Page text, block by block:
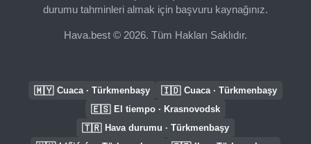
durumu tahminleri almak için başvuru kaynağınız.
Hava.best © 2026. Tüm Hakları Saklıdır.
🇲🇾 Cuaca · Türkmenbaşy 🇮🇩 Cuaca · Türkmenbaşy
🇪🇸 El tiempo · Krasnovodsk
🇹🇷 Hava durumu · Türkmenbaşy